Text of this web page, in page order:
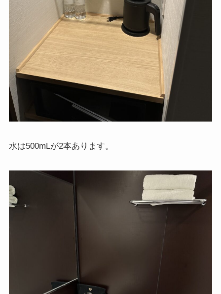
水は500mLが2本あります。